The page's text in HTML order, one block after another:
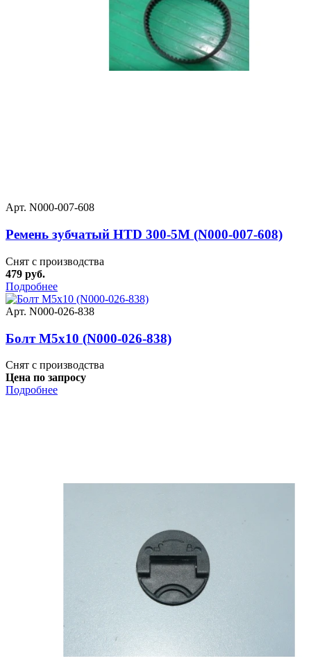
Арт. N000-007-608
Ремень зубчатый HTD 300-5M (N000-007-608)
Снят с производства
479 руб.
Подробнее
Арт. N000-026-838
Болт M5х10 (N000-026-838)
Снят с производства
Цена по запросу
Подробнее